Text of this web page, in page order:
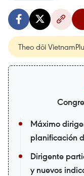
Theo dõi
Máximo
planificación
Dirigente
y nuevos